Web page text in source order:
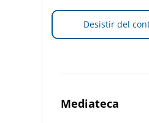
Desistir del
Mediateca